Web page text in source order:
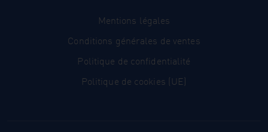
Mentions légales
Conditions générales de ventes
Politique de confidentialité
Politique de cookies (UE)